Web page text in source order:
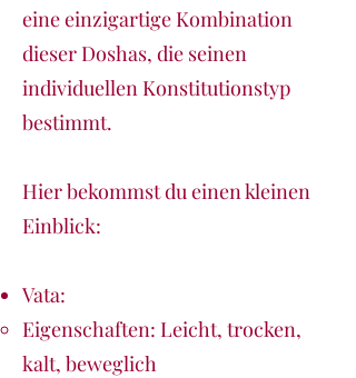
eine einzigartige Kombination
dieser Doshas, die seinen
individuellen Konstitutionstyp
bestimmt.
Hier bekommst du einen kleinen
Einblick:
Vata:
Eigenschaften: Leicht, trocken,
kalt, beweglich